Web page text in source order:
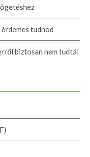
tudnod
biztosan nem tudtál